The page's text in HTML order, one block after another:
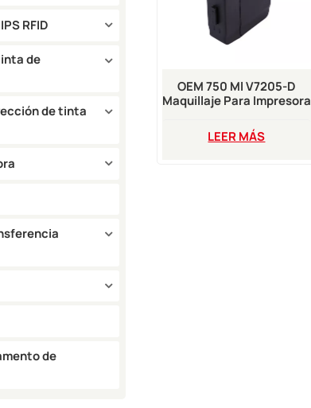
RFID
de
de tinta
de
OEM 750 Ml V7205-D
Maquillaje Para Impresora
LEER MÁS